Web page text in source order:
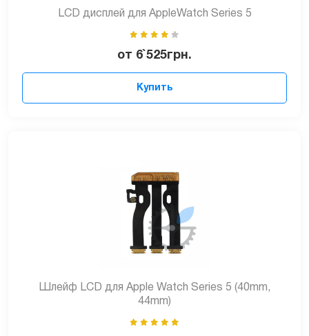
LCD дисплей для AppleWatch Series 5
от 6`525грн.
Купить
Шлейф LCD для Apple Watch Series 5 (40mm,
44mm)